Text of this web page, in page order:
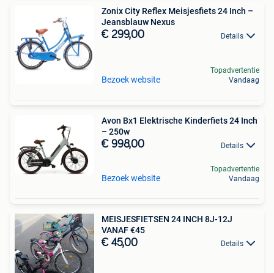
Zonix City Reflex Meisjesfiets 24 Inch –
Jeansblauw Nexus
€ 299,00 Details
Bezoek website
Topadvertentie
Vandaag
Avon Bx1 Elektrische Kinderfiets 24 Inch
– 250w
€ 998,00 Details
Bezoek website
Topadvertentie
Vandaag
MEISJESFIETSEN 24 INCH 8J-12J
VANAF €45
€ 45,00 Details